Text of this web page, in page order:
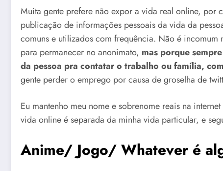
Muita gente prefere não expor a vida real online, por
publicação de informações pessoais da vida da
comuns e utilizados com frequência. Não é incomum
para permanecer no anonimato, mas porque
da pessoa pra contatar o trabalho ou família,
gente perder o emprego por causa de groselha de
Eu mantenho meu nome e sobrenome reais na
vida online é separada da minha vida particular, e
Anime/ Jogo/ Whatever é